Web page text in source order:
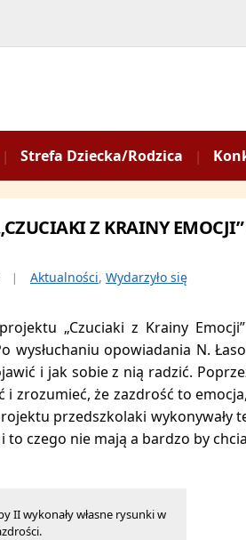
Strefa Dziecka/Rodzica
Z KRAINY
Aktualności, Wydarzyło się
„Czuciaki z Krainy
wysłuchaniu opowiadania N.
i jak sobie z nią radzić.
i zrozumieć, że zazdrość to
przedszkolaki wykonywały
to czego nie mają a bardzo by
II wykonały własne rysunki w